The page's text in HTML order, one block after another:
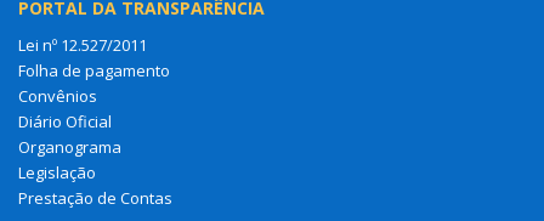
PORTAL DA TRANSPARÊNCIA
Lei nº 12.527/2011
Folha de pagamento
Convênios
Diário Oficial
Organograma
Legislação
Prestação de Contas